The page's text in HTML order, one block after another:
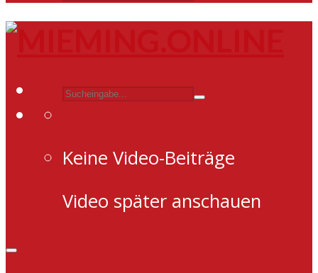
Keine Video-Beiträge
Video später anschauen